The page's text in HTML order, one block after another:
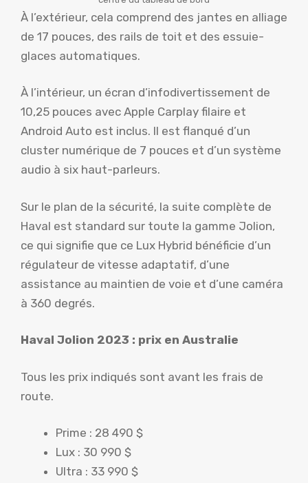
À l’extérieur, cela comprend des jantes en alliage
de 17 pouces, des rails de toit et des essuie-
glaces automatiques.
À l’intérieur, un écran d’infodivertissement de
10,25 pouces avec Apple Carplay filaire et
Android Auto est inclus. Il est flanqué d’un
cluster numérique de 7 pouces et d’un système
audio à six haut-parleurs.
Sur le plan de la sécurité, la suite complète de
Haval est standard sur toute la gamme Jolion,
ce qui signifie que ce Lux Hybrid bénéficie d’un
régulateur de vitesse adaptatif, d’une
assistance au maintien de voie et d’une caméra
à 360 degrés.
Haval Jolion 2023 : prix en Australie
Tous les prix indiqués sont avant les frais de
route.
Prime : 28 490 $
Lux : 30 990 $
Ultra : 33 990 $